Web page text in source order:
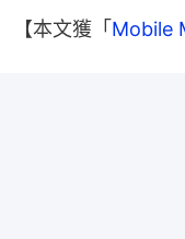
【本文獲「 Mobile